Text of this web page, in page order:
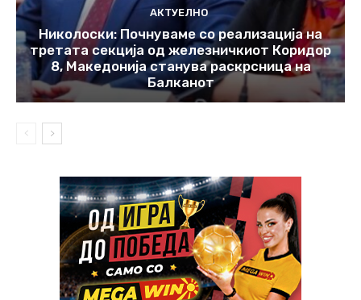
АКТУЕЛНО
Николоски: Почнуваме со реализација на
третата секција од железничкиот Коридор
8, Македонија станува раскрсница на
Балканот